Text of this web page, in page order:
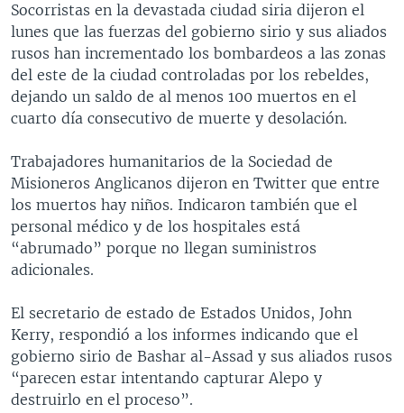
Socorristas en la devastada ciudad siria dijeron el
lunes que las fuerzas del gobierno sirio y sus aliados
rusos han incrementado los bombardeos a las zonas
del este de la ciudad controladas por los rebeldes,
dejando un saldo de al menos 100 muertos en el
cuarto día consecutivo de muerte y desolación.
Trabajadores humanitarios de la Sociedad de
Misioneros Anglicanos dijeron en Twitter que entre
los muertos hay niños. Indicaron también que el
personal médico y de los hospitales está
“abrumado” porque no llegan suministros
adicionales.
El secretario de estado de Estados Unidos, John
Kerry, respondió a los informes indicando que el
gobierno sirio de Bashar al-Assad y sus aliados rusos
“parecen estar intentando capturar Alepo y
destruirlo en el proceso”.